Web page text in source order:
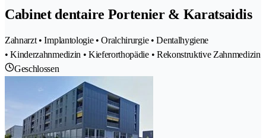
Cabinet dentaire Portenier & Karatsaidis
Zahnarzt • Implantologie • Oralchirurgie • Dentalhygiene
• Kinderzahnmedizin • Kieferorthopädie • Rekonstruktive Zahnmedizin
Geschlossen